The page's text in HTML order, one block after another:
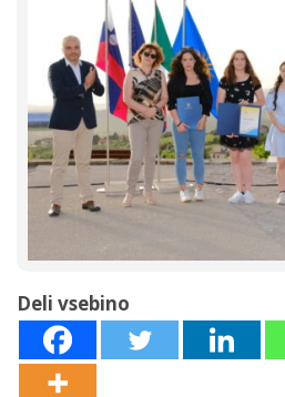
Deli vsebino